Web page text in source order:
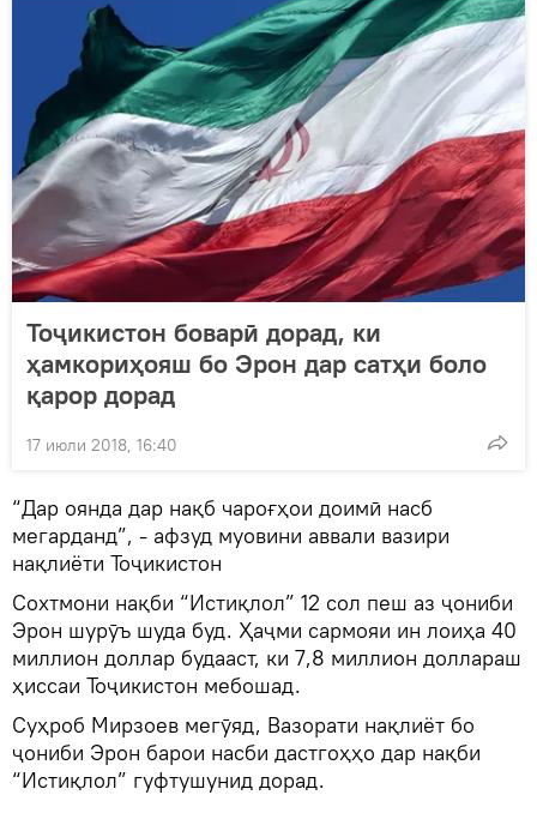
Тоҷикистон боварӣ дорад, ки
ҳамкориҳояш бо Эрон дар сатҳи боло
қарор дорад
17 июли 2018, 16:40
“Дар оянда дар нақб чароғҳои доимӣ насб
мегарданд”, - афзуд муовини аввали вазири
нақлиёти Тоҷикистон
Сохтмони нақби “Истиқлол” 12 сол пеш аз ҷониби
Эрон шурӯъ шуда буд. Ҳаҷми сармояи ин лоиҳа 40
миллион доллар будааст, ки 7,8 миллион доллараш
ҳиссаи Тоҷикистон мебошад.
Суҳроб Мирзоев мегӯяд, Вазорати нақлиёт бо
ҷониби Эрон барои насби дастгоҳҳо дар нақби
“Истиқлол” гуфтушунид дорад.